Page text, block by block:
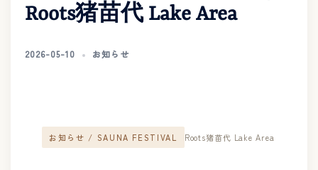
Roots猪苗代 Lake Area
2026-05-10 お知らせ
お知らせ / SAUNA FESTIVAL Roots猪苗代 Lake Area